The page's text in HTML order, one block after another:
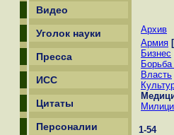
Видео
Уголок науки
Пресса
ИСС
Цитаты
Персоналии
Архив
Армия
Бизнес
Власть
1-54